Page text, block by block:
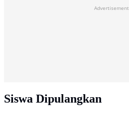
Advertisement
Siswa Dipulangkan